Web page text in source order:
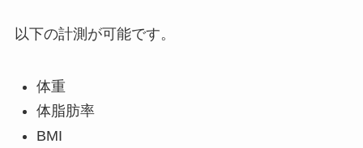
以下の計測が可能です。
体重
体脂肪率
BMI